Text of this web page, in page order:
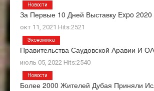
За Первые 10 Дней Выставку Expo
окт 11, 2021 Hits:2521
Новости
Правительства Саудовской Аравии И
июль 05, 2022 Hits:2540
Экономика
Более 2000 Жителей Дубая Приняли
Новости